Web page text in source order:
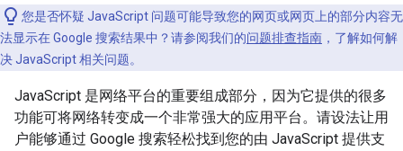
您是否怀疑 JavaScript 问题可能导致您的网页或网页上的部分内容无
法显示在 Google 搜索结果中？请参阅我们的问题排查指南 ，了解如何解
决 JavaScript 相关问题。
JavaScript 是网络平台的重要组成部分，因为它提供的很多
功能可将网络转变成一个非常强大的应用平台。请设法让用
户能够通过 Google 搜索轻松找到您的由 JavaScript 提供支